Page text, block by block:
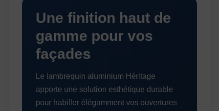
Une finition haut de
gamme pour vos
façades
Le lambrequin aluminium Héritage
apporte une solution esthétique durable
pour habiller élégamment vos ouvertures